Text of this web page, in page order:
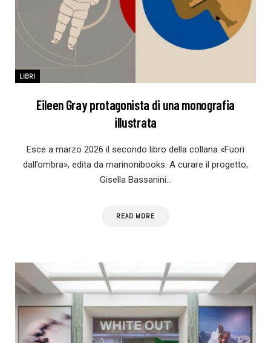
LIBRI
Eileen Gray protagonista di una monografia
illustrata
Esce a marzo 2026 il secondo libro della collana «Fuori
dall’ombra», edita da marinonibooks. A curare il progetto,
Gisella Bassanini…
READ MORE